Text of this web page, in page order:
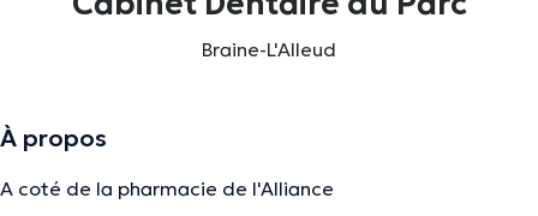
Braine-L'Alleud
À propos
A coté de la pharmacie de l'Alliance